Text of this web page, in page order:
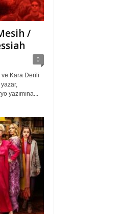
/
0
ve Kara Derili
yazımına...